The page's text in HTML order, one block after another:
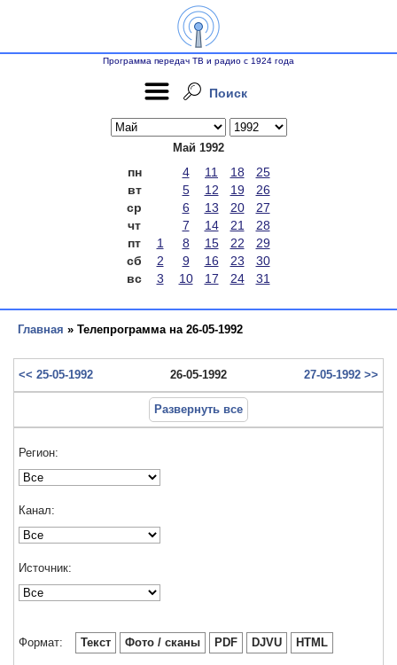
Программа передач ТВ и радио с 1924 года
Поиск
Май 1992
пн 4 11 18
25
вт
5 12 19
26
ср
6 13 20
27
чт
7 14 21
28
пт
1 8 15 22
29
сб
2 9 16 23
30
вс
3 10 17 24 31
Главная » Телепрограмма на 26-05-1992
<< 25-05-1992 26-05-1992 27-05-1992 >>
Развернуть все
Регион:
Канал:
Источник:
Формат: Текст Фото / сканы PDF DJVU HTML